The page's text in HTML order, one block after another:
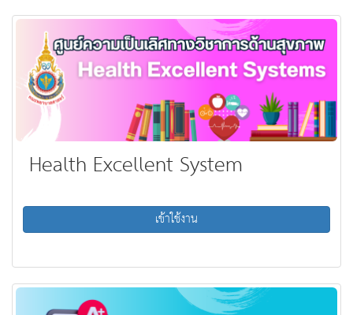
Health Excellent System
เข้าใช้งาน